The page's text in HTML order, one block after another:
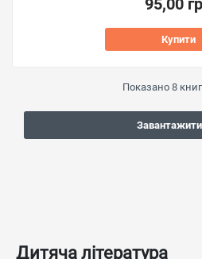
95,00
Купити
Показано 8
Дитяча література